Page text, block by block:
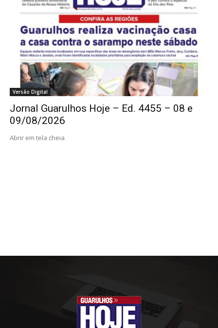
Versão Digital
Jornal Guarulhos Hoje – Ed. 4455 – 08 e
09/08/2026
Abrir em tela cheia